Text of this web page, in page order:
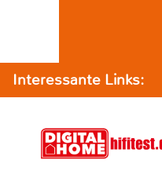
Interessante Links: